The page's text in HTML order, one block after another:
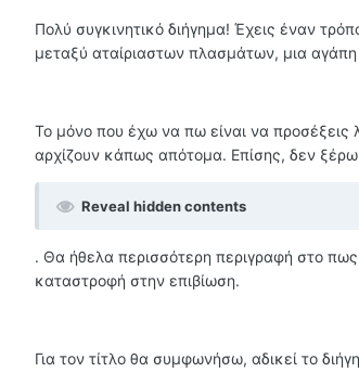
Πολύ συγκινητικό διήγημα! Έχεις έναν
μεταξύ αταίριαστων πλασμάτων, μια
Το μόνο που έχω να πω είναι να προσέξεις
αρχίζουν κάπως απότομα. Επίσης, δεν
Reveal hidden contents
. Θα ήθελα περισσότερη περιγραφή στο πως
καταστροφή στην επιβίωση.
Για τον τίτλο θα συμφωνήσω, αδικεί το